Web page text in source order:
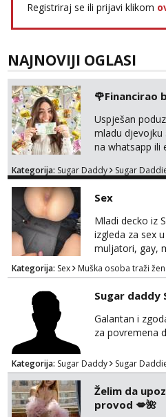
Registriraj se ili prijavi klikom
NAJNOVIJI OGLASI
🌹Financirao
Uspješan
mladu djevojku
na whatsapp ili
Kategorija: Sugar Daddy Sugar
Sex
Mladi decko iz
izgleda za sex
muljatori, gay,
vrijeme na
slavonije i
u mraku u
porukom 098
Kategorija: Sex Muška osoba traži
Sugar daddy
Galantan i
za povremena
Kategorija: Sugar Daddy Sugar
Želim da
provod 💋🌺